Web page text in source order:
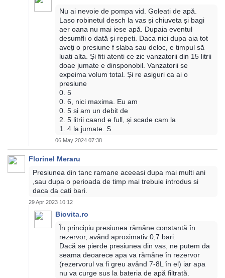
Nu ai nevoie de pompa vid. Goleati de apă.
Laso robinetul desch la vas și chiuveta și bagi
aer oana nu mai iese apă. Dupaia eventul
desumfli o dată și repeti. Daca nici dupa aia tot
aveți o presiune f slaba sau deloc, e timpul să
luati alta. Și fiti atenti ce zic vanzatorii din 15 litrii
doae jumate e dinsponobil. Vanzatorii se
expeima volum total. Și re asiguri ca ai o
presiune
0. 5
0. 6, nici maxima. Eu am
0. 5 și am un debit de
2. 5 litrii caand e full, și scade cam la
1. 4 la jumate. S
06 May 2024 07:38
Florinel Meraru
Presiunea din tanc ramane aceeasi dupa mai multi ani
,sau dupa o perioada de timp mai trebuie introdus si
daca da cati bari.
29 Apr 2023 10:12
Biovita.ro
În principiu presiunea rămâne constantă în
rezervor, având aproximativ 0,7 bari.
Dacă se pierde presiunea din vas, ne putem da
seama deoarece apa va rămâne în rezervor
(rezervorul va fi greu având 7-8L în el) iar apa
nu va curge sus la bateria de apă filtrată.